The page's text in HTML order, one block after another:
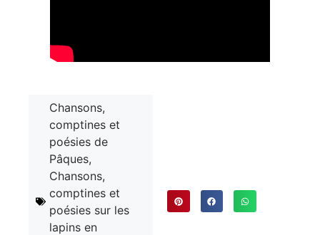
Chansons,
comptines et
poésies de
Pâques,
Chansons,
comptines et
poésies sur les
lapins en